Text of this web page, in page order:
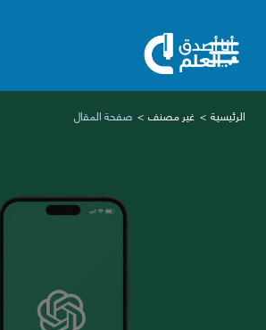
الرئيسية غير مصنف صفحة المقال